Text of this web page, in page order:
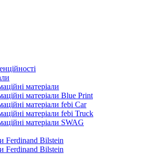
матеріали
матеріали Blue Print
матеріали febi Car
матеріали febi Truck
матеріали SWAG
Ferdinand Bilstein
Ferdinand Bilstein